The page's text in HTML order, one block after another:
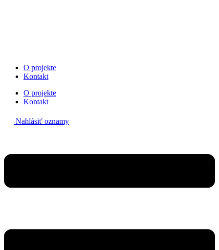
O projekte
Kontakt
O projekte
Kontakt
Nahlásiť oznamy